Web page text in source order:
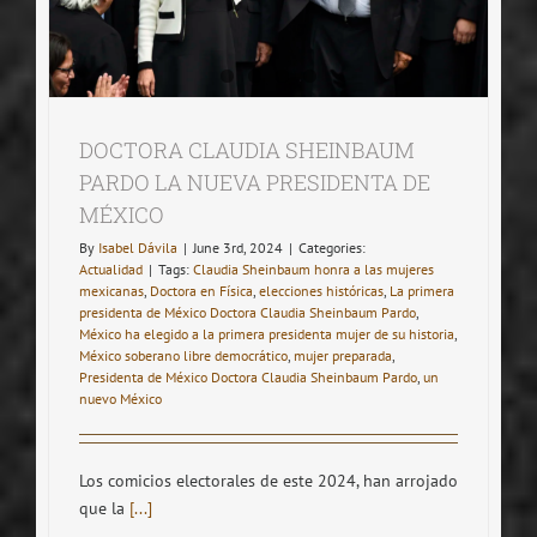
DOCTORA CLAUDIA SHEINBAUM
PARDO LA NUEVA PRESIDENTA DE
MÉXICO
By Isabel Dávila | June 3rd, 2024 | Categories:
Actualidad | Tags: Claudia Sheinbaum honra a las mujeres
mexicanas Doctora en Física elecciones históricas La primera
presidenta de México Doctora Claudia Sheinbaum Pardo
México ha elegido a la primera presidenta mujer de su historia
México soberano libre democrático mujer preparada
Presidenta de México Doctora Claudia Sheinbaum Pardo un
nuevo México
Los comicios electorales de este 2024, han arrojado
que la [...]